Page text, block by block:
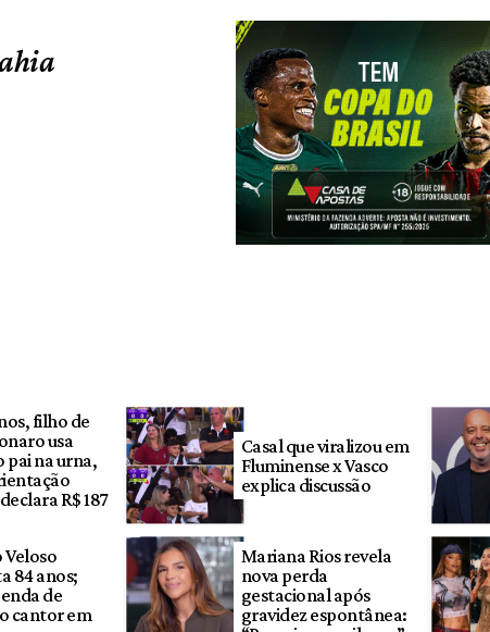
filho de
usa
pai na urna,
R$ 187
Casal que viralizou em
Fluminense x Vasco
explica discussão
Veloso
84 anos;
de
cantor em
Mariana Rios revela
nova perda
gestacional após
gravidez espontânea: